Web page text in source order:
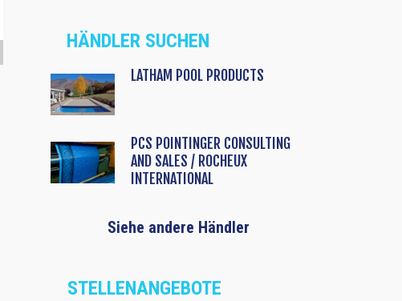
HÄNDLER SUCHEN
LATHAM POOL PRODUCTS
PCS POINTINGER CONSULTING
AND SALES / ROCHEUX
INTERNATIONAL
Siehe andere Händler
STELLENANGEBOTE